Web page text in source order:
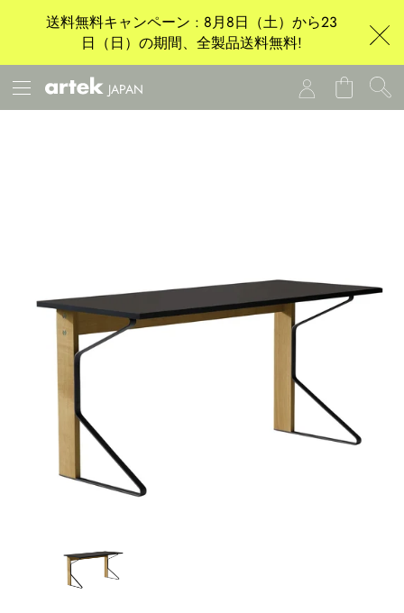
送料無料キャンペーン : 8月8日（土）から23
日（日）の期間、全製品送料無料!
JAPAN